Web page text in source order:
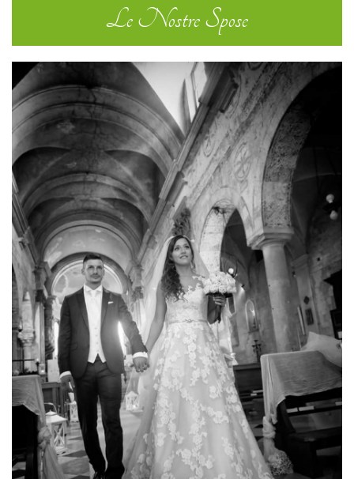
Le Nostre Spose